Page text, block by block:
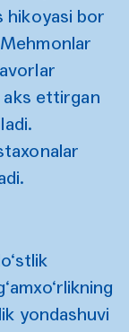
hikoyasi bor
aks ettirgan
yondashuvi